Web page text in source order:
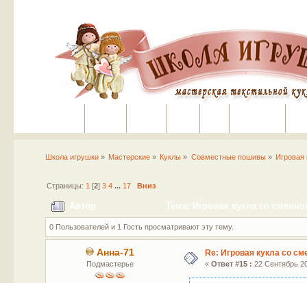
Школа игрушки» Мастерские » Куклы » Совместные пошивы» Игровая
Страницы: 1 [2] 3 4 ... 17 Вниз
Автор Тема: Игровая кукла со
0 Пользователей и 1 Гость просматривают эту тему.
Анна-71
Подмастерье
Re: Игровая кукла со
« Ответ #15 : 22 Сентябрь